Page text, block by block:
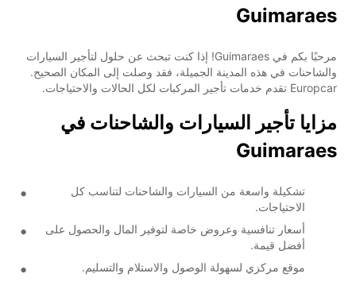
Guimaraes
مرحبًا بكم في Guimaraes! إذا كنت تبحث عن حلول لتأجير السيارات
والشاحنات في هذه المدينة الجميلة، فقد وصلت إلى المكان الصحيح.
Europcar تقدم خدمات تأجير المركبات لكل الحالات والاحتياجات.
مزايا تأجير السيارات والشاحنات في
Guimaraes
تشكيلة واسعة من السيارات والشاحنات لتناسب كل
الاحتياجات.
أسعار تنافسية وعروض خاصة لتوفير المال والحصول على
أفضل قيمة.
موقع مركزي لسهولة الوصول والاستلام والتسليم.